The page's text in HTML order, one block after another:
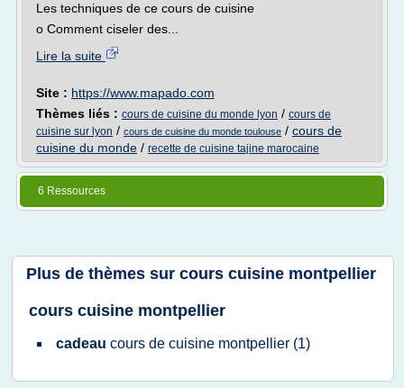
Les techniques de ce cours de cuisine
o Comment ciseler des...
Lire la suite
Site : https://www.mapado.com
Thèmes liés : cours de cuisine du monde lyon / cours de
cuisine sur lyon / cours de cuisine du monde toulouse / cours de
cuisine du monde / recette de cuisine tajine marocaine
6 Ressources
Plus de thèmes sur cours cuisine montpellier
cours cuisine montpellier
cadeau cours de cuisine montpellier (1)